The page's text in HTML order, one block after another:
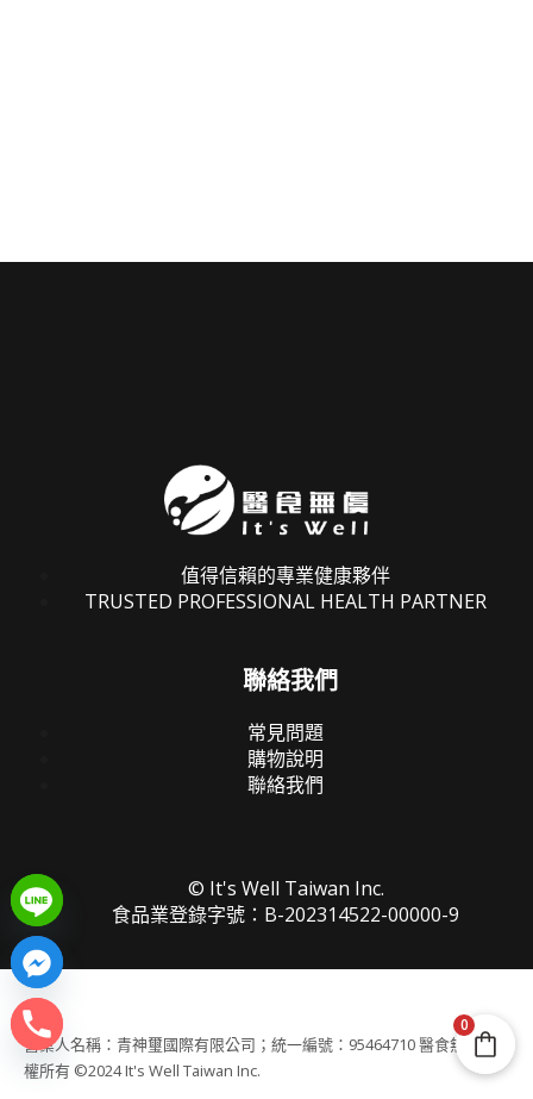
值得信賴的專業健康夥伴
TRUSTED PROFESSIONAL HEALTH PARTNER
聯絡我們
常見問題
購物說明
聯絡我們
© It's Well Taiwan Inc.
食品業登錄字號：B-202314522-00000-9
營業人名稱：青神璽國際有限公司；統一編號：95464710 醫食無虞 版
權所有 ©2024 It's Well Taiwan Inc.
0